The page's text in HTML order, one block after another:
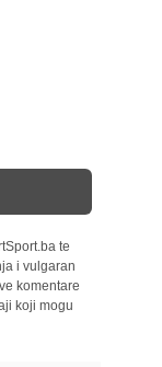
te
i vulgaran
komentare
koji mogu